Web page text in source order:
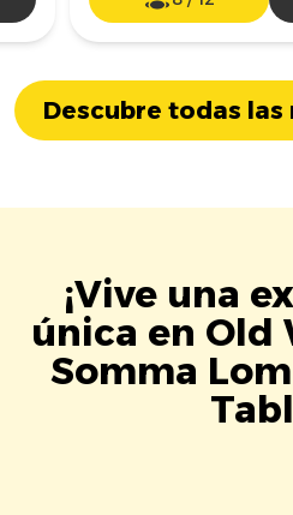
Descubre todas las
¡Vive una
única en Old
Somma